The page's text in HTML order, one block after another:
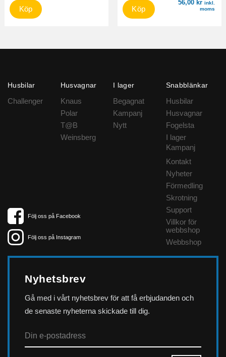
Köp
56,00 kr inkl.
moms
Köp
Husbilar
Challenger
Husvagnar
Knaus
Polar
T@B
Weinsberg
I lager
Begagnat
Kampanj
Nytt
Snabblänkar
Husbilar
Husvagnar
Fogelsta
I lager
Kampanj
Kontakt
Nyheter
Förmedling
Skrotning
Support
Villkor för
webbshop
Webbshop
Följ oss på Facebook
Följ oss på Instagram
Nyhetsbrev
Gå med i vårt nyhetsbrev för att få erbjudanden och
de senaste nyheterna skickade till dig.